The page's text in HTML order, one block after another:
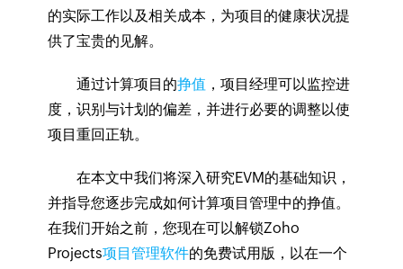
的实际工作以及相关成本，为项目的健康状况提
供了宝贵的见解。
通过计算项目的挣值 ，项目经理可以监控进
度，识别与计划的偏差，并进行必要的调整以使
项目重回正轨。
在本文中我们将深入研究EVM的基础知识，
并指导您逐步完成如何计算项目管理中的挣值。
在我们开始之前，您现在可以解锁Zoho
Projects项目管理软件的免费试用版，以在一个